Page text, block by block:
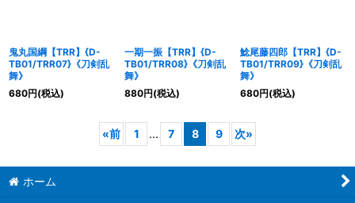
鬼丸国綱【TRR】{D-
TB01/TRR07}《刀剣乱
舞》
680円(税込)
一期一振【TRR】{D-
TB01/TRR08}《刀剣乱
舞》
880円(税込)
鯰尾藤四郎【TRR】{D-
TB01/TRR09}《刀剣乱
舞》
680円(税込)
«前 1 ... 7 8 9 次»
ホーム